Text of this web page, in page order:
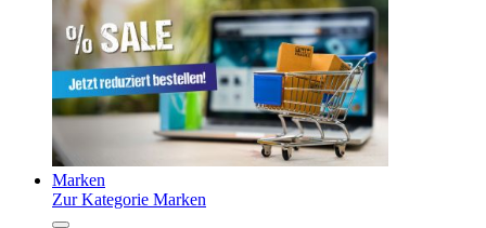
Marken
Zur Kategorie Marken